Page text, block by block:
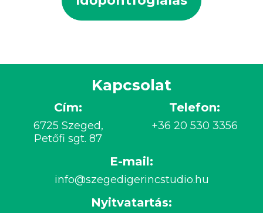
Kapcsolat
Cím:
6725 Szeged,
Petőfi sgt. 87
Telefon:
+36 20 530 3356
E-mail:
info@szegedigerincstudio.hu
Nyitvatartás: